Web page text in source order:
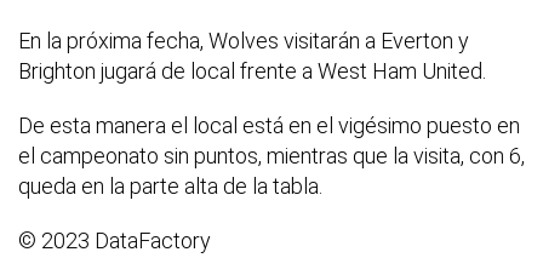
En la próxima fecha, Wolves visitarán a Everton y
Brighton jugará de local frente a West Ham United.
De esta manera el local está en el vigésimo puesto en
el campeonato sin puntos, mientras que la visita, con 6,
queda en la parte alta de la tabla.
© 2023 DataFactory